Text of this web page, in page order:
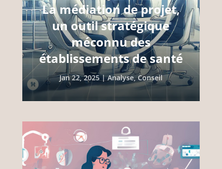
La médiation de projet,
un outil stratégique
méconnu des
établissements de santé
Jan 22, 2025|Analyse,Conseil